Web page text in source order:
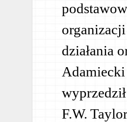
działania
F.W.